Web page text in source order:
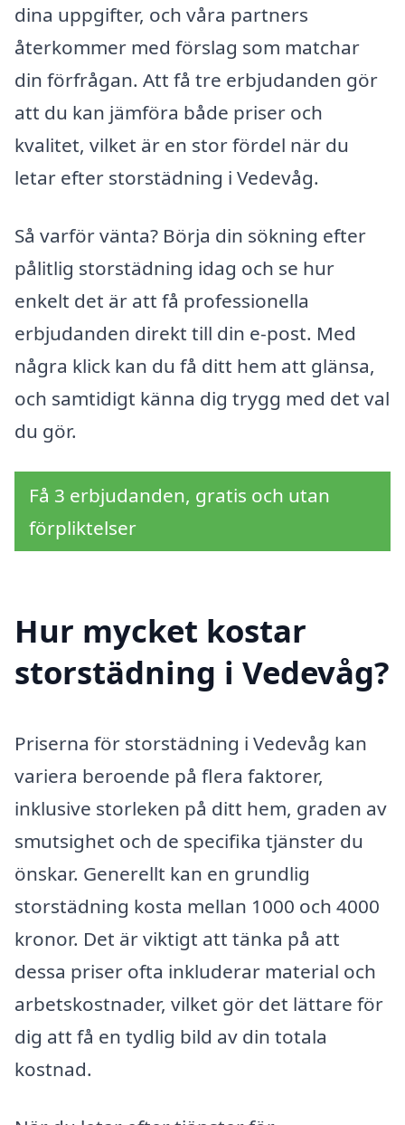
dina uppgifter, och våra partners
återkommer med förslag som matchar
din förfrågan. Att få tre erbjudanden gör
att du kan jämföra både priser och
kvalitet, vilket är en stor fördel när du
letar efter storstädning i Vedevåg.
Så varför vänta? Börja din sökning efter
pålitlig storstädning idag och se hur
enkelt det är att få professionella
erbjudanden direkt till din e-post. Med
några klick kan du få ditt hem att glänsa,
och samtidigt känna dig trygg med det val
du gör.
Få 3 erbjudanden, gratis och utan
förpliktelser
Hur mycket kostar
storstädning i Vedevåg?
Priserna för storstädning i Vedevåg kan
variera beroende på flera faktorer,
inklusive storleken på ditt hem, graden av
smutsighet och de specifika tjänster du
önskar. Generellt kan en grundlig
storstädning kosta mellan 1000 och 4000
kronor. Det är viktigt att tänka på att
dessa priser ofta inkluderar material och
arbetskostnader, vilket gör det lättare för
dig att få en tydlig bild av din totala
kostnad.